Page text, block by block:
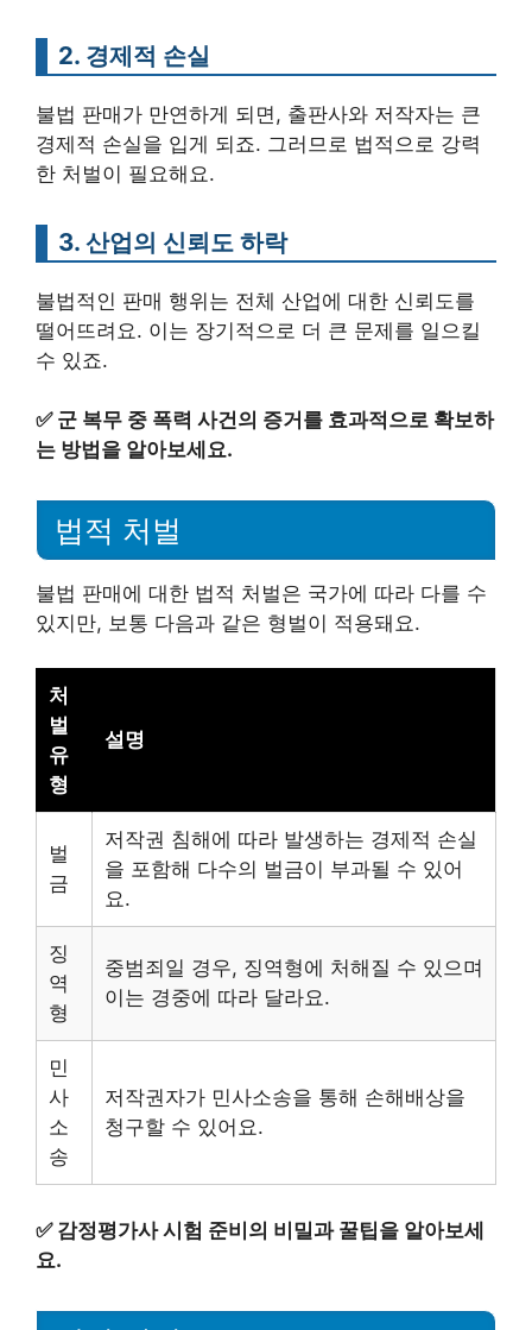
2. 경제적 손실
불법 판매가 만연하게 되면, 출판사와 저작자는 큰
경제적 손실을 입게 되죠. 그러므로 법적으로 강력
한 처벌이 필요해요.
3. 산업의 신뢰도 하락
불법적인 판매 행위는 전체 산업에 대한 신뢰도를
떨어뜨려요. 이는 장기적으로 더 큰 문제를 일으킬
수 있죠.
✅ 군 복무 중 폭력 사건의 증거를 효과적으로 확보하
는 방법을 알아보세요.
법적 처벌
불법 판매에 대한 법적 처벌은 국가에 따라 다를 수
있지만, 보통 다음과 같은 형벌이 적용돼요.
처
벌
유
형
설명
벌
금
저작권 침해에 따라 발생하는 경제적 손실
을 포함해 다수의 벌금이 부과될 수 있어
요.
징
역
형
중범죄일 경우, 징역형에 처해질 수 있으며
이는 경중에 따라 달라요.
민
사
소
송
저작권자가 민사소송을 통해 손해배상을
청구할 수 있어요.
✅ 감정평가사 시험 준비의 비밀과 꿀팁을 알아보세
요.